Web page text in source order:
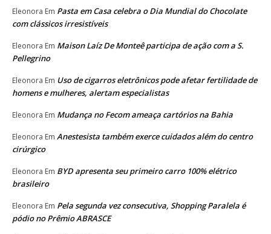
Eleonora Em Pasta em Casa celebra o Dia Mundial do Chocolate
com clássicos irresistíveis
Eleonora Em Maison Laíz De Monteê participa de ação com a S.
Pellegrino
Eleonora Em Uso de cigarros eletrônicos pode afetar fertilidade de
homens e mulheres, alertam especialistas
Eleonora Em Mudança no Fecom ameaça cartórios na Bahia
Eleonora Em Anestesista também exerce cuidados além do centro
cirúrgico
Eleonora Em BYD apresenta seu primeiro carro 100% elétrico
brasileiro
Eleonora Em Pela segunda vez consecutiva, Shopping Paralela é
pódio no Prêmio ABRASCE